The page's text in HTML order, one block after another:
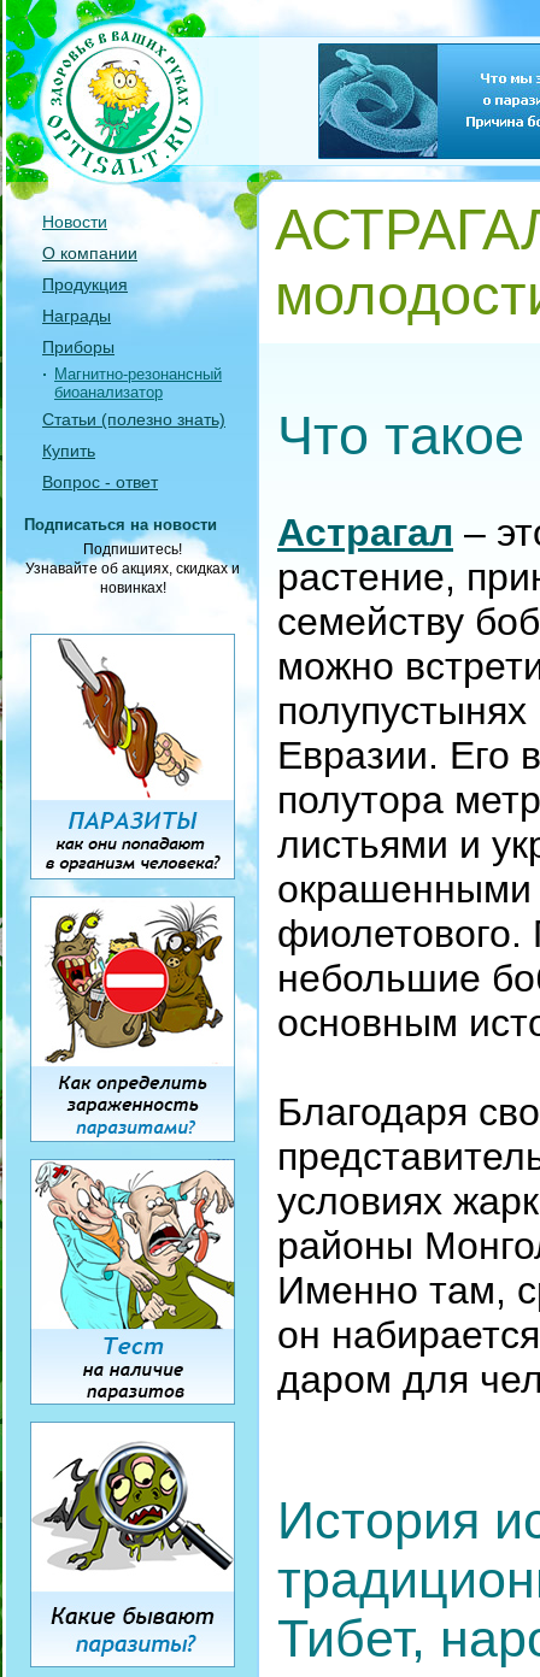
Новости
О компании
Продукция
Награды
Приборы
Магнитно-резонансный
биоанализатор
Статьи (полезно знать)
Купить
Вопрос - ответ
Подписаться на новости
Подпишитесь!
Узнавайте об акциях, скидках и
новинках!
Что такое
Астрагал –
растение,
семейству
можно
Евразии. Его
полутора
листьями и
окрашенными
небольшие
основным
Благодаря
условиях
районы
Именно там,
он
даром для
История
Тибет,